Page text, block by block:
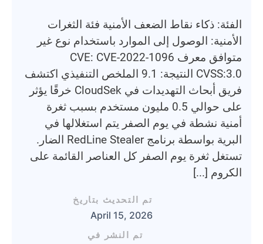
الفئة: ذكاء نقاط الضعف الأمنية فئة الثغرات
الأمنية: الوصول إلى الموارد باستخدام نوع غير
متوافق معرف CVE: CVE-2022-1096
CVSS:3.0 النتيجة: 9.1 الملخص التنفيذي اكتشف
فريق أبحاث التهديدات في CloudSek خرقًا يؤثر
على حوالي 0.5 مليون مستخدم بسبب ثغرة
أمنية نشطة في يوم الصفر يتم استغلالها في
البرية بواسطة برنامج RedLine Stealer الضار.
تستغل ثغرة يوم الصفر كل العناصر القائمة على
الكروم [...]
تم التحديث بتاريخ
April 15, 2026
تم النشر في